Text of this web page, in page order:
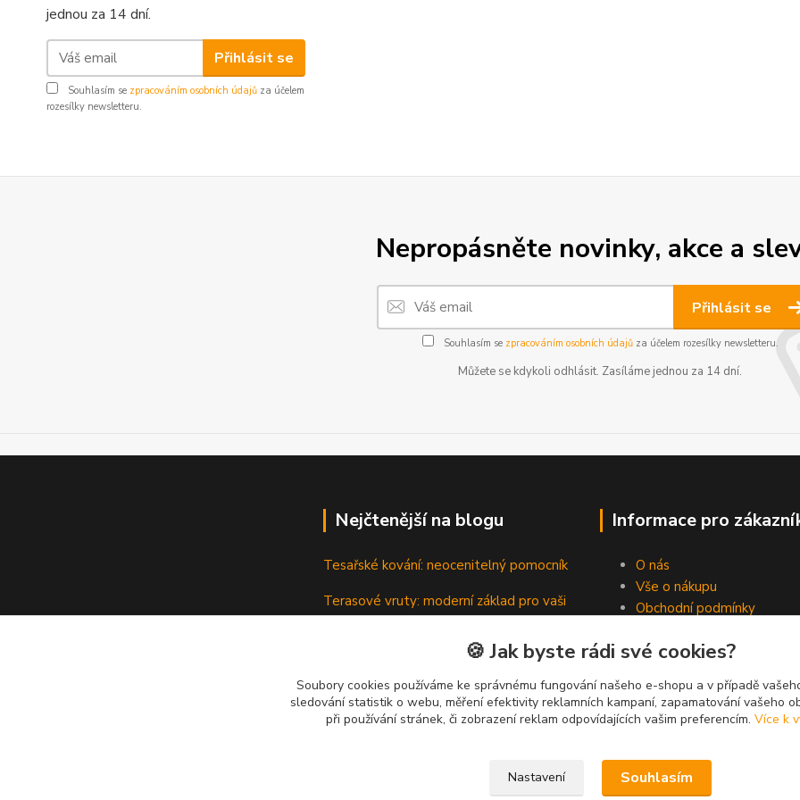
jednou za 14 dní.
Přihlásit se
Souhlasím se zpracováním osobních údajů za účelem
rozesílky newsletteru.
Nepropásněte novinky, akce a
Přihlásit se
Souhlasím se zpracováním osobních údajůza účelem rozesílky newsletteru.
Můžete se kdykoli odhlásit. Zasíláme jednou za 14 dní.
Nejčtenější na blogu
Tesařské kování: neocenitelný pomocník
Terasové vruty: moderní základ pro vaši
Vruty: Nenápadní hrdinové pevných spojů
Informace pro
O nás
Vše o nákupu
Obchodní podmínky
Blog
🍪 Jak byste rádi své cookies?
Soubory cookies používáme ke správnému fungování našeho e-shopu a v případě
sledování statistik o webu, měření efektivity reklamních kampaní, zapamatování vašeho
při používání stránek, či zobrazení reklam odpovídajících vašim preferencím. Více k
Nastavení Souhlasím